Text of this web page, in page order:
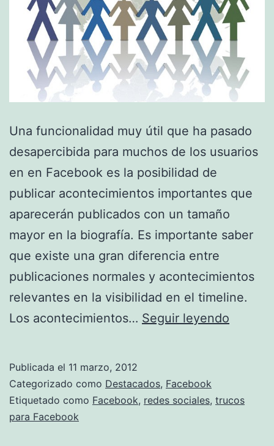
Una funcionalidad muy útil que ha pasado
desapercibida para muchos de los usuarios
en en Facebook es la posibilidad de
publicar acontecimientos importantes que
aparecerán publicados con un tamaño
mayor en la biografía. Es importante saber
que existe una gran diferencia entre
publicaciones normales y acontecimientos
relevantes en la visibilidad en el timeline.
Los acontecimientos… Seguir leyendo
Publicada el 11 marzo, 2012
Categorizado como Destacados, Facebook
Etiquetado como Facebook, redes sociales, trucos
para Facebook